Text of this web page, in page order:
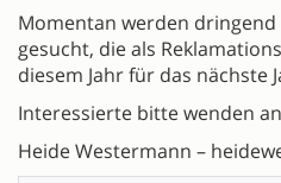
Momentan werden
gesucht, die als
diesem Jahr für das nächste
Interessierte bitte wenden
Heide Westermann –